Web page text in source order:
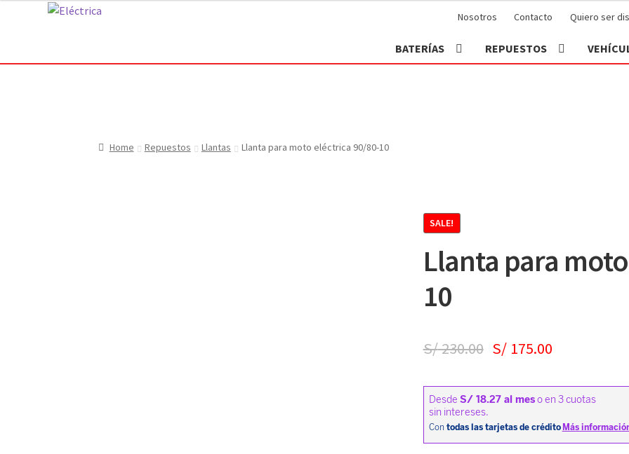
Ir
navegación
Ir
Nosotros Contacto Quiero ser
BATERÍAS REPUESTOS
Home Repuestos Llantas Llanta para moto eléctrica 90/80-10
SALE!
Llanta para
10
S/230.00 S/ 175.00